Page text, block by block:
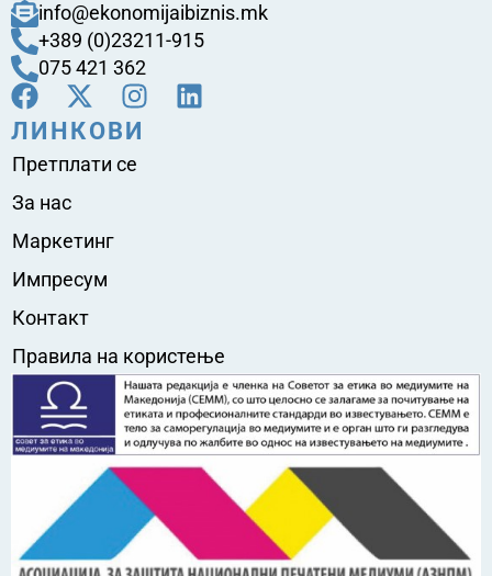
info@ekonomijaibiznis.mk
+389 (0)23211-915
075 421 362
ЛИНКОВИ
Претплати се
За нас
Маркетинг
Импресум
Контакт
Правила на користење